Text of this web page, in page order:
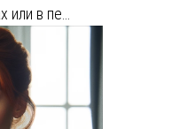
в пе…